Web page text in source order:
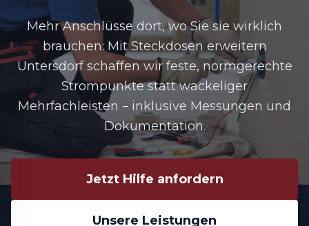
Mehr Anschlüsse dort, wo Sie sie wirklich
brauchen: Mit Steckdosen erweitern
Untersdorf schaffen wir feste, normgerechte
Strompunkte statt wackeliger
Mehrfachleisten – inklusive Messungen und
Dokumentation.
Jetzt Hilfe anfordern
Unsere Leistungen